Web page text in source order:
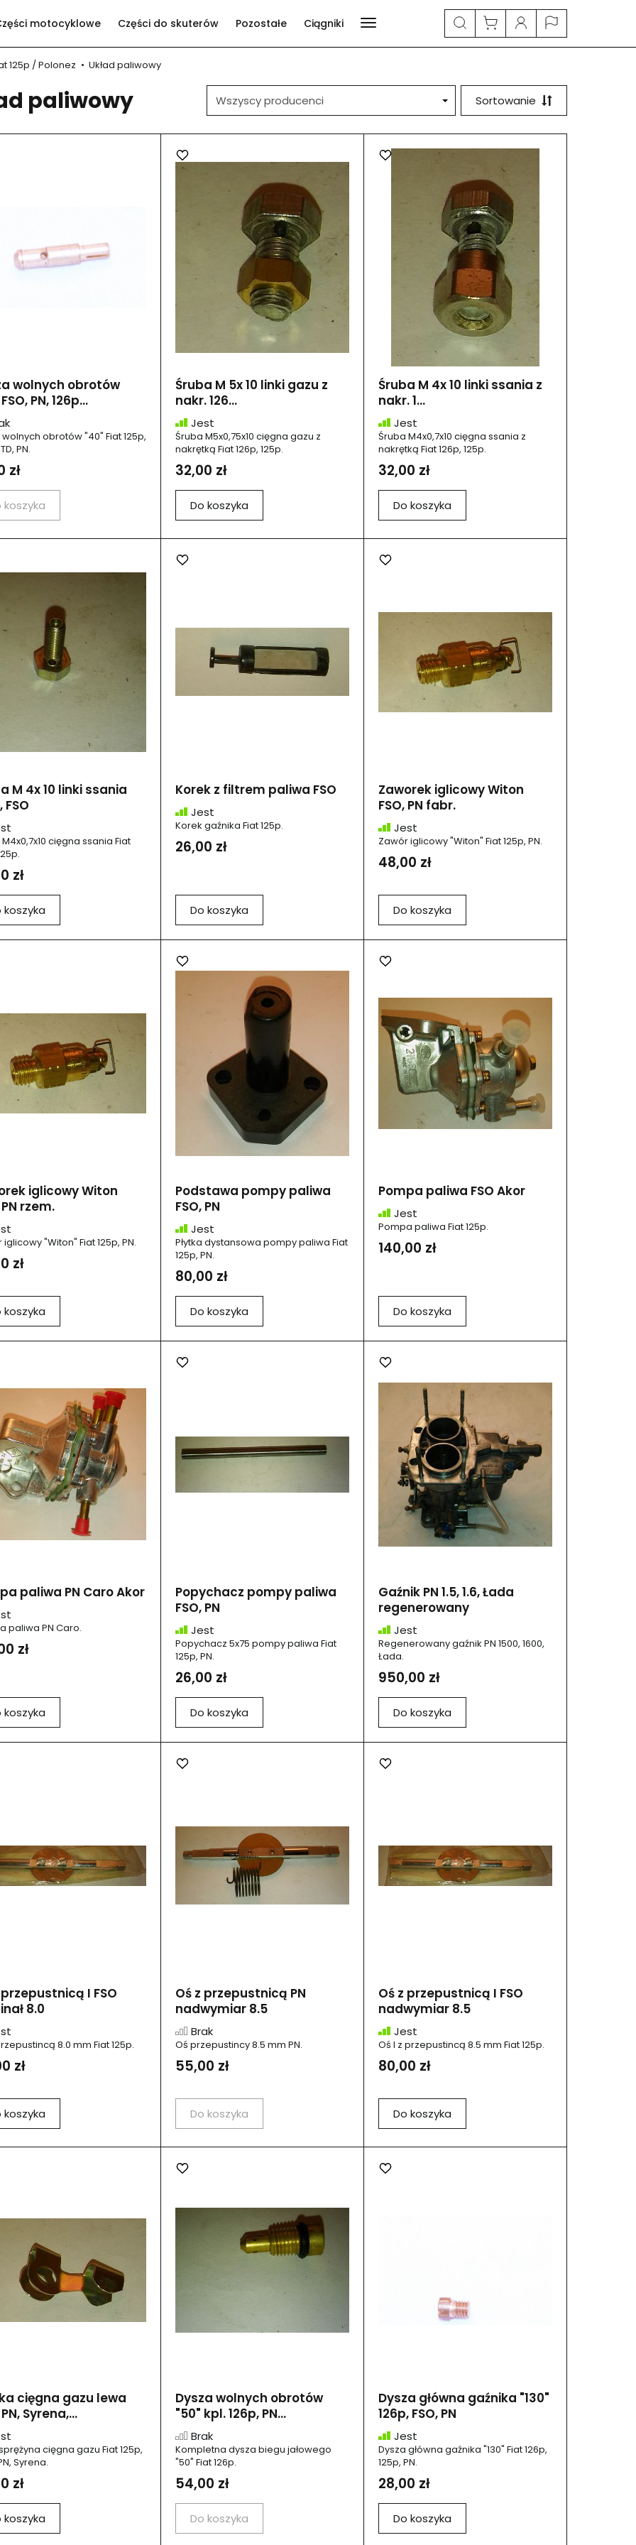
motocyklowe Części do skuterów Pozostałe Ciągniki
125p / Polonez Układ paliwowy
paliwowy Sortowanie
wolnych obrotów
PN, 126p...
wolnych obrotów "40" Fiat 125p,
PN.
zł
koszyka
Śruba M 5x 10 linki gazu z
nakr. 126...
Jest
Śruba M5x0,75x10 cięgna gazu z
nakrętką Fiat 126p, 125p.
32,00 zł
Do koszyka
Śruba M 4x 10 linki ssania z
nakr. 1...
Jest
Śruba M4x0,7x10 cięgna ssania z
nakrętką Fiat 126p, 125p.
32,00 zł
Do koszyka
M 4x 10 linki ssania
FSO
cięgna ssania Fiat
zł
koszyka
Korek z filtrem paliwa FSO
Jest
Korek gaźnika Fiat 125p.
26,00 zł
Do koszyka
Zaworek iglicowy Witon
FSO, PN fabr.
Jest
Zawór iglicowy "Witon" Fiat 125p, PN.
48,00 zł
Do koszyka
iglicowy Witon
PN rzem.
"Witon" Fiat 125p, PN.
zł
koszyka
Podstawa pompy paliwa
FSO, PN
Jest
Płytka dystansowa pompy paliwa Fiat
125p, PN.
80,00 zł
Do koszyka
Pompa paliwa FSO Akor
Jest
Pompa paliwa Fiat 125p.
140,00 zł
Do koszyka
paliwa PN Caro Akor
paliwa PN Caro.
zł
koszyka
Popychacz pompy paliwa
FSO, PN
Jest
Popychacz 5x75 pompy paliwa Fiat
125p, PN.
26,00 zł
Do koszyka
Gaźnik PN 1.5, 1.6, Łada
regenerowany
Jest
Regenerowany gaźnik PN 1500, 1600,
Łada.
950,00 zł
Do koszyka
I FSO
8.0
8.0 mm Fiat 125p.
zł
koszyka
Oś z przepustnicą PN
nadwymiar 8.5
Brak
Oś przepustincy 8.5 mm PN.
55,00 zł
Do koszyka
Oś z przepustnicą I FSO
nadwymiar 8.5
Jest
Oś I z przepustincą 8.5 mm Fiat 125p.
80,00 zł
Do koszyka
cięgna gazu lewa
Syrena,...
cięgna gazu Fiat 125p,
Syrena.
zł
koszyka
Dysza wolnych obrotów
"50" kpl. 126p, PN...
Brak
Kompletna dysza biegu jałowego
"50" Fiat 126p.
54,00 zł
Do koszyka
Dysza główna gaźnika "130"
126p, FSO, PN
Jest
Dysza główna gaźnika "130" Fiat 126p,
125p, PN.
28,00 zł
Do koszyka